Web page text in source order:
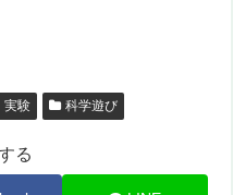
験 科学遊び
る